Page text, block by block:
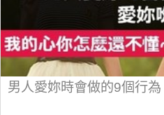
男人愛妳時會做的9個行為